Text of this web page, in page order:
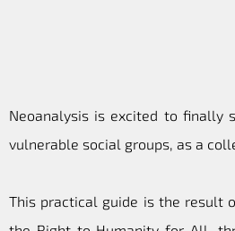
Neoanalysis is excited to
vulnerable social groups, as a
This practical guide is the result